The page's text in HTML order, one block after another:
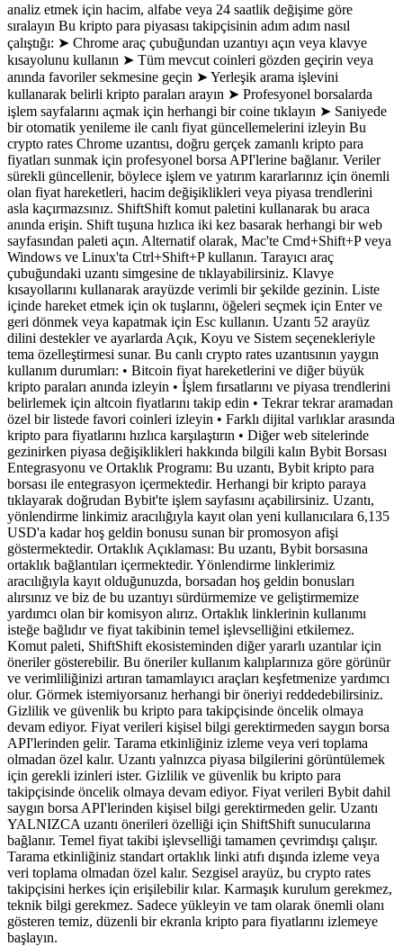
analiz etmek için hacim, alfabe veya 24 saatlik değişime göre
sıralayın Bu kripto para piyasası takipçisinin adım adım nasıl
çalıştığı: ➤ Chrome araç çubuğundan uzantıyı açın veya klavye
kısayolunu kullanın ➤ Tüm mevcut coinleri gözden geçirin veya
anında favoriler sekmesine geçin ➤ Yerleşik arama işlevini
kullanarak belirli kripto paraları arayın ➤ Profesyonel borsalarda
işlem sayfalarını açmak için herhangi bir coine tıklayın ➤ Saniyede
bir otomatik yenileme ile canlı fiyat güncellemelerini izleyin Bu
crypto rates Chrome uzantısı, doğru gerçek zamanlı kripto para
fiyatları sunmak için profesyonel borsa API'lerine bağlanır. Veriler
sürekli güncellenir, böylece işlem ve yatırım kararlarınız için önemli
olan fiyat hareketleri, hacim değişiklikleri veya piyasa trendlerini
asla kaçırmazsınız. ShiftShift komut paletini kullanarak bu araca
anında erişin. Shift tuşuna hızlıca iki kez basarak herhangi bir web
sayfasından paleti açın. Alternatif olarak, Mac'te Cmd+Shift+P veya
Windows ve Linux'ta Ctrl+Shift+P kullanın. Tarayıcı araç
çubuğundaki uzantı simgesine de tıklayabilirsiniz. Klavye
kısayollarını kullanarak arayüzde verimli bir şekilde gezinin. Liste
içinde hareket etmek için ok tuşlarını, öğeleri seçmek için Enter ve
geri dönmek veya kapatmak için Esc kullanın. Uzantı 52 arayüz
dilini destekler ve ayarlarda Açık, Koyu ve Sistem seçenekleriyle
tema özelleştirmesi sunar. Bu canlı crypto rates uzantısının yaygın
kullanım durumları: • Bitcoin fiyat hareketlerini ve diğer büyük
kripto paraları anında izleyin • İşlem fırsatlarını ve piyasa trendlerini
belirlemek için altcoin fiyatlarını takip edin • Tekrar tekrar aramadan
özel bir listede favori coinleri izleyin • Farklı dijital varlıklar arasında
kripto para fiyatlarını hızlıca karşılaştırın • Diğer web sitelerinde
gezinirken piyasa değişiklikleri hakkında bilgili kalın Bybit Borsası
Entegrasyonu ve Ortaklık Programı: Bu uzantı, Bybit kripto para
borsası ile entegrasyon içermektedir. Herhangi bir kripto paraya
tıklayarak doğrudan Bybit'te işlem sayfasını açabilirsiniz. Uzantı,
yönlendirme linkimiz aracılığıyla kayıt olan yeni kullanıcılara 6,135
USD'a kadar hoş geldin bonusu sunan bir promosyon afişi
göstermektedir. Ortaklık Açıklaması: Bu uzantı, Bybit borsasına
ortaklık bağlantıları içermektedir. Yönlendirme linklerimiz
aracılığıyla kayıt olduğunuzda, borsadan hoş geldin bonusları
alırsınız ve biz de bu uzantıyı sürdürmemize ve geliştirmemize
yardımcı olan bir komisyon alırız. Ortaklık linklerinin kullanımı
isteğe bağlıdır ve fiyat takibinin temel işlevselliğini etkilemez.
Komut paleti, ShiftShift ekosisteminden diğer yararlı uzantılar için
öneriler gösterebilir. Bu öneriler kullanım kalıplarınıza göre görünür
ve verimliliğinizi artıran tamamlayıcı araçları keşfetmenize yardımcı
olur. Görmek istemiyorsanız herhangi bir öneriyi reddedebilirsiniz.
Gizlilik ve güvenlik bu kripto para takipçisinde öncelik olmaya
devam ediyor. Fiyat verileri kişisel bilgi gerektirmeden saygın borsa
API'lerinden gelir. Tarama etkinliğiniz izleme veya veri toplama
olmadan özel kalır. Uzantı yalnızca piyasa bilgilerini görüntülemek
için gerekli izinleri ister. Gizlilik ve güvenlik bu kripto para
takipçisinde öncelik olmaya devam ediyor. Fiyat verileri Bybit dahil
saygın borsa API'lerinden kişisel bilgi gerektirmeden gelir. Uzantı
YALNIZCA uzantı önerileri özelliği için ShiftShift sunucularına
bağlanır. Temel fiyat takibi işlevselliği tamamen çevrimdışı çalışır.
Tarama etkinliğiniz standart ortaklık linki atıfı dışında izleme veya
veri toplama olmadan özel kalır. Sezgisel arayüz, bu crypto rates
takipçisini herkes için erişilebilir kılar. Karmaşık kurulum gerekmez,
teknik bilgi gerekmez. Sadece yükleyin ve tam olarak önemli olanı
gösteren temiz, düzenli bir ekranla kripto para fiyatlarını izlemeye
başlayın.